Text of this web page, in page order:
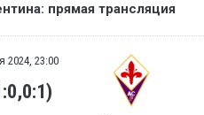
прямая трансляция
2024, 23:00